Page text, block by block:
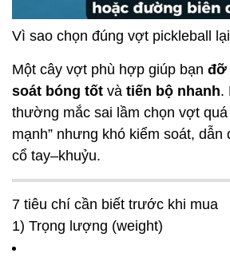
Vì sao chọn đúng vợt pickleball
Một cây vợt phù hợp giúp bạn đỡ
soát bóng tốt và tiến bộ nhanh.
thường mắc sai lầm chọn vợt quá
mạnh” nhưng khó kiểm soát,
cổ tay–khuỷu.
7 tiêu chí cần biết trước khi mua
1) Trọng lượng (weight)